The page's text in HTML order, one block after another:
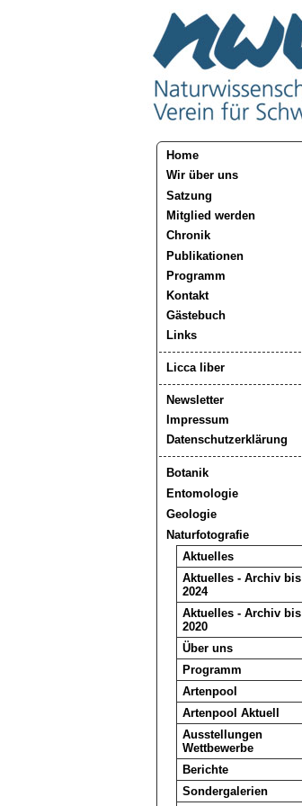
Home
Wir über uns
Satzung
Mitglied werden
Chronik
Publikationen
Programm
Kontakt
Gästebuch
Links
Licca liber
Newsletter
Impressum
Datenschutzerklärung
Botanik
Entomologie
Geologie
Naturfotografie
Aktuelles
Aktuelles - Archiv bis
2024
Aktuelles - Archiv bis
2020
Über uns
Programm
Artenpool
Artenpool Aktuell
Ausstellungen
Wettbewerbe
Berichte
Sondergalerien